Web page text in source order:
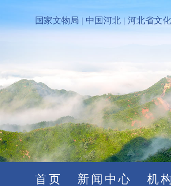
国家文物局 | 中国河北|河北省文
首页 新闻中心 机